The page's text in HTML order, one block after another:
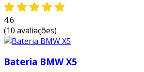
4.6
(10 avaliações)
Bateria BMW X5